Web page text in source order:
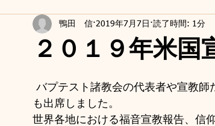
お知らせ Announcements
２０１９年米国
鴨田 信 2019年7月7日 読了時間: 1分
も出席しました。
世界各地における福音宣教報告、信